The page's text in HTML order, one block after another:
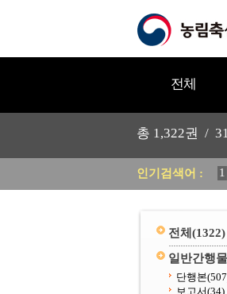
전체
총 1,322권 /
인기검색어 : 1
전체 (1322)
일반간행물
단행본
보고서(34)